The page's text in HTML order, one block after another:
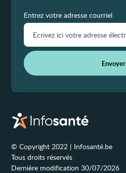
Entrez votre adresse courriel
Envoyer
© Copyright 2022 | Infosanté.be
Tous droits réservés
Dernière modification 30/07/2026